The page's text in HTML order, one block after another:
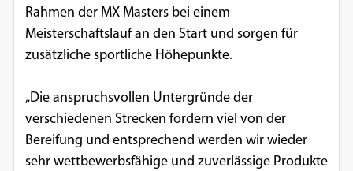
Rahmen der MX Masters bei einem
Meisterschaftslauf an den Start und sorgen für
zusätzliche sportliche Höhepunkte.
„Die anspruchsvollen Untergründe der
verschiedenen Strecken fordern viel von der
Bereifung und entsprechend werden wir wieder
sehr wettbewerbsfähige und zuverlässige Produkte